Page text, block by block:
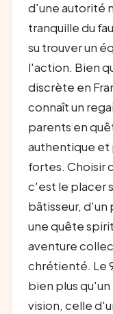
d'une autorité
tranquille du
su trouver un
l'action. Bien
discrète en
connaît un
parents en
authentique et
fortes. Choisir
c'est le placer
bâtisseur, d'un
une quête
aventure
chrétienté. Le
bien plus
vision, celle